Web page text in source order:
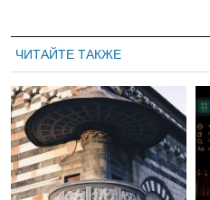
ЧИТАЙТЕ ТАКЖЕ